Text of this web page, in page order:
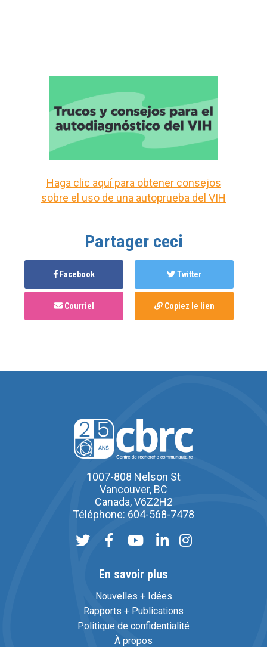
Haga clic aquí para obtener consejos
sobre el uso de una autoprueba del VIH
Partager ceci
Facebook Twitter
Courriel Copiez le lien
1007-808 Nelson St
Vancouver, BC
Canada, V6Z2H2
Téléphone: 604-568-7478
En savoir plus
Nouvelles + Idées
Rapports + Publications
Politique de confidentialité
À propos